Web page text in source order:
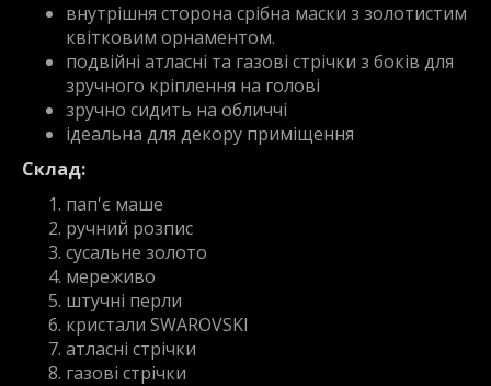
внутрішня сторона срібна маски з золотистим
квітковим орнаментом.
подвійні атласні та газові стрічки з боків для
зручного кріплення на голові
зручно сидить на обличчі
ідеальна для декору приміщення
Склад:
пап'є маше
ручний розпис
сусальне золото
мереживо
штучні перли
кристали SWAROVSKI
атласні стрічки
газові стрічки